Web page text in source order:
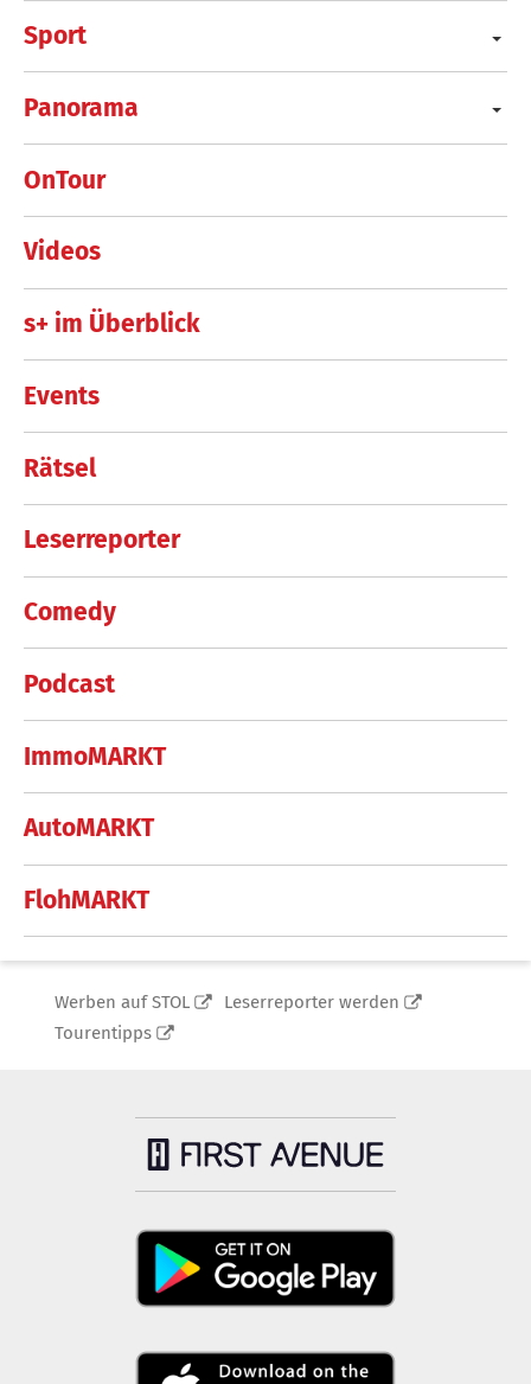
Sport
Panorama
OnTour
Videos
s+ im Überblick
Events
Rätsel
Leserreporter
Comedy
Podcast
ImmoMARKT
AutoMARKT
FlohMARKT
Werben auf STOL
Leserreporter werden
Tourentipps